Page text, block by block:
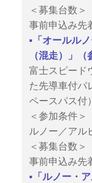
＜募集台数＞
事前申込み先
▪️「オールル
（混走）」（
富士スピード
た先導車付パ
ペースパス付）
＜参加条件＞
ルノー／アル
＜募集台数＞
事前申込み先
▪️「ルノー・